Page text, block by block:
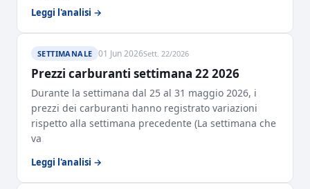
Leggi l'analisi →
SETTIMANALE 01 Jun 2026Sett. 22/2026
Prezzi carburanti settimana 22 2026
Durante la settimana dal 25 al 31 maggio 2026, i
prezzi dei carburanti hanno registrato variazioni
rispetto alla settimana precedente (La settimana che
va
Leggi l'analisi →